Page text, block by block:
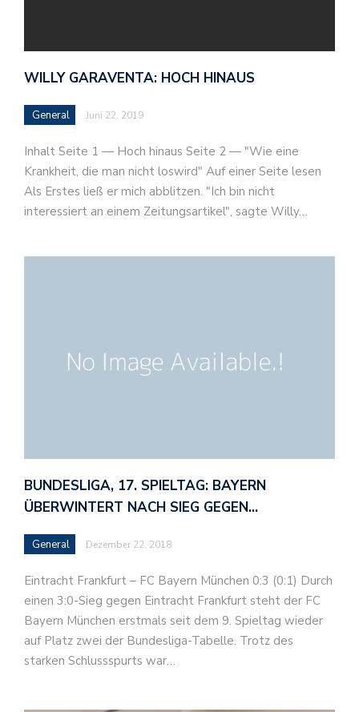
WILLY GARAVENTA: HOCH HINAUS
General Juni 22, 2019
Inhalt Seite 1 — Hoch hinaus Seite 2 — "Wie eine
Krankheit, die man nicht loswird" Auf einer Seite lesen
Als Erstes ließ er mich abblitzen. "Ich bin nicht
interessiert an einem Zeitungsartikel", sagte Willy…
BUNDESLIGA, 17. SPIELTAG: BAYERN
ÜBERWINTERT NACH SIEG GEGEN…
General Dezember 22, 2018
Eintracht Frankfurt – FC Bayern München 0:3 (0:1) Durch
einen 3:0-Sieg gegen Eintracht Frankfurt steht der FC
Bayern München erstmals seit dem 9. Spieltag wieder
auf Platz zwei der Bundesliga-Tabelle. Trotz des
starken Schlussspurts war…